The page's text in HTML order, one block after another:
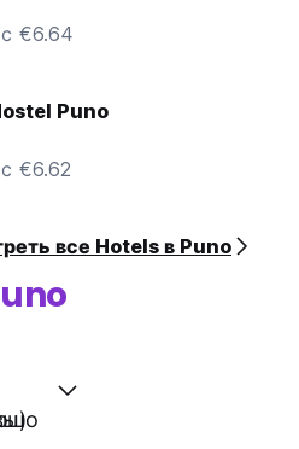
€6.64
Puno
€6.62
все Hotels в Puno